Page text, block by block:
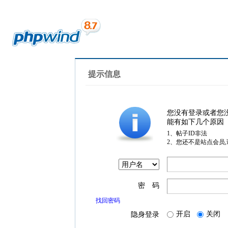
提示信息
您没有登录或者您
能有如下几个原因
1、帖子ID非法
2、您还不是站点会员
密 码
找回密码
隐身登录 开启 关闭